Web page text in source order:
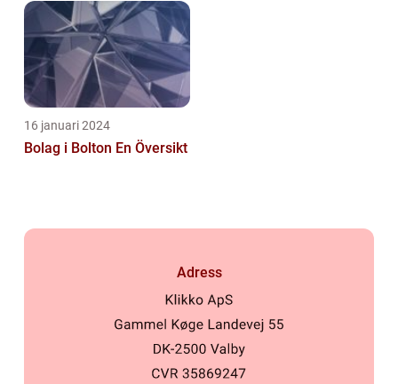
16 januari 2024
Bolag i Bolton En Översikt
Adress